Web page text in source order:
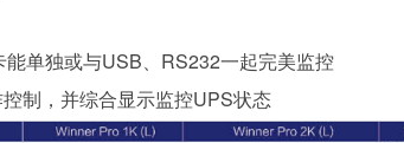
单独或与USB、RS232一起完美监控
制，并综合显示监控UPS状态